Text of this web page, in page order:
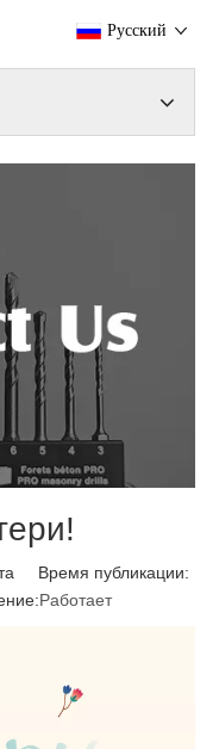
Pусский
Время публикации:
Работает